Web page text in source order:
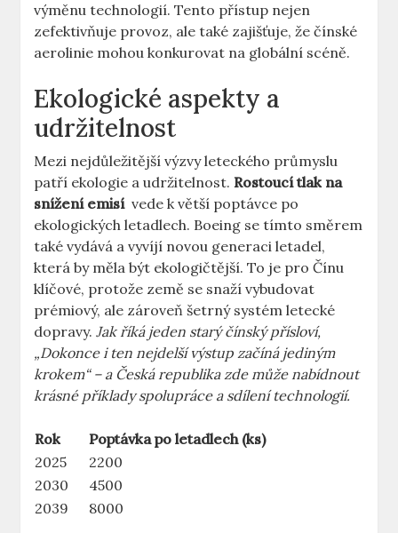
výměnu technologií. Tento přístup nejen
⁤zefektivňuje provoz, ale také zajišťuje, že čínské
aerolinie mohou ‌konkurovat na globální scéně.
Ekologické aspekty a
udržitelnost
Mezi nejdůležitější výzvy leteckého průmyslu
patří ekologie⁢ a udržitelnost.Rostoucí tlak⁢ na
snížení emisí⁣ vede ⁤k větší poptávce po
ekologických letadlech. Boeing se tímto směrem
také vydává a vyvíjí⁤ novou generaci letadel,
která by měla‍ být ekologičtější. To‌ je ⁢pro ‌Čínu
klíčové,⁣ protože země se snaží vybudovat
prémiový, ale zároveň šetrný systém letecké
dopravy.Jak říká jeden starý čínský přísloví,
„Dokonce i ten nejdelší výstup začíná jediným
⁤krokem“ – a Česká republika zde ⁤může nabídnout
krásné​ příklady spolupráce a sdílení technologií.
Rok
Poptávka po letadlech (ks)
2025
2200
2030
4500
2039
8000